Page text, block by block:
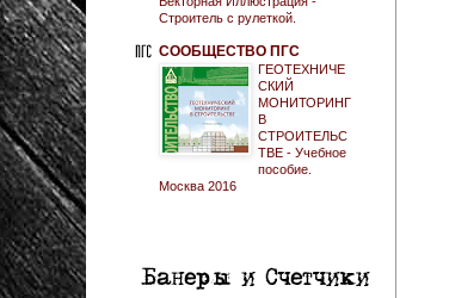
Строитель с рулеткой.
СООБЩЕСТВО ПГС
ГЕОТЕХНИЧЕ
СКИЙ
МОНИТОРИНГ
В
СТРОИТЕЛЬС
ТВЕ - Учебное
пособие.
Москва 2016